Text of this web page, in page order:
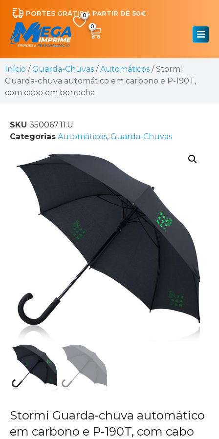
PORTES GRÁTIS A PARTIR DE 50€
0
Início /Guarda-Chuvas /Automáticos / Stormi
Guarda-chuva automático em carbono e P-190T,
com cabo em borracha
SKU 350067.11.U
Categorias Automáticos, Guarda-Chuvas
Stormi Guarda-chuva automático
em carbono e P-190T, com cabo